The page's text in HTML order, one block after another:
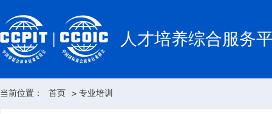
人才培养综合服务
当前位置： 首页 > 专业培训